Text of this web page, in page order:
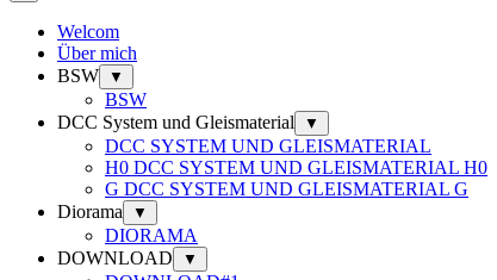
Welcom
Über mich
BSW
▼
BSW
DCC System und Gleismaterial
▼
DCC SYSTEM UND GLEISMATERIAL
H0 DCC SYSTEM UND GLEISMATERIAL H0
G DCC SYSTEM UND GLEISMATERIAL G
Diorama
▼
DIORAMA
DOWNLOAD
▼